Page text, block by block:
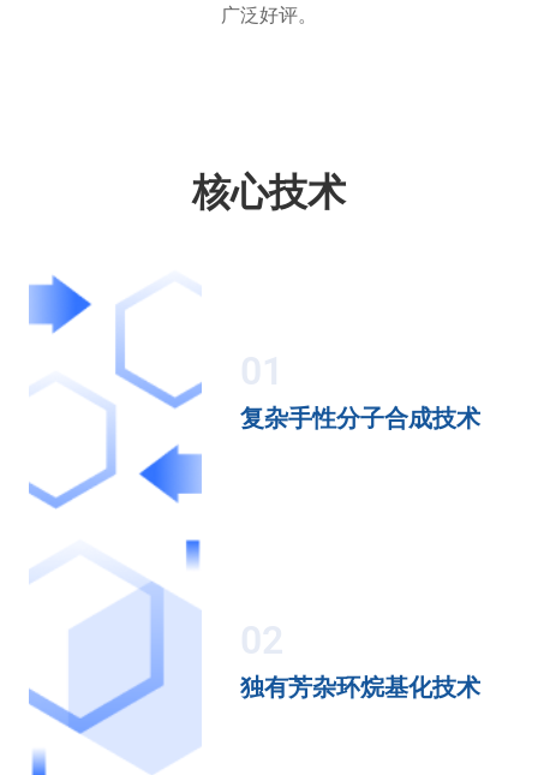
广泛好评。
核心技术
01
复杂手性分子合成技术
02
独有芳杂环烷基化技术